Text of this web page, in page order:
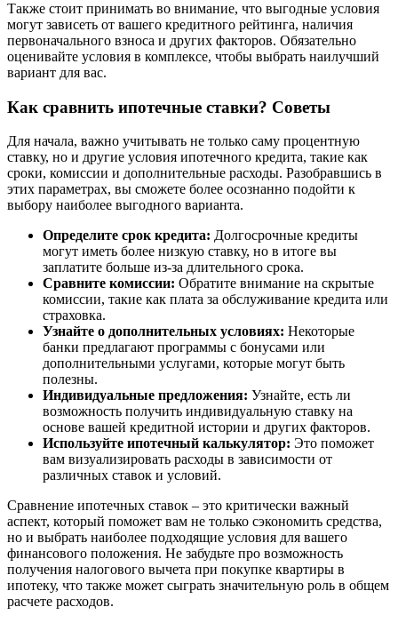
Также стоит принимать во внимание, что выгодные условия
могут зависеть от вашего кредитного рейтинга, наличия
первоначального взноса и других факторов. Обязательно
оценивайте условия в комплексе, чтобы выбрать наилучший
вариант для вас.
Как сравнить ипотечные ставки? Советы
Для начала, важно учитывать не только саму процентную
ставку, но и другие условия ипотечного кредита, такие как
сроки, комиссии и дополнительные расходы. Разобравшись в
этих параметрах, вы сможете более осознанно подойти к
выбору наиболее выгодного варианта.
Определите срок кредита: Долгосрочные кредиты
могут иметь более низкую ставку, но в итоге вы
заплатите больше из-за длительного срока.
Сравните комиссии: Обратите внимание на скрытые
комиссии, такие как плата за обслуживание кредита или
страховка.
Узнайте о дополнительных условиях: Некоторые
банки предлагают программы с бонусами или
дополнительными услугами, которые могут быть
полезны.
Индивидуальные предложения: Узнайте, есть ли
возможность получить индивидуальную ставку на
основе вашей кредитной истории и других факторов.
Используйте ипотечный калькулятор: Это поможет
вам визуализировать расходы в зависимости от
различных ставок и условий.
Сравнение ипотечных ставок – это критически важный
аспект, который поможет вам не только сэкономить средства,
но и выбрать наиболее подходящие условия для вашего
финансового положения. Не забудьте про возможность
получения налогового вычета при покупке квартиры в
ипотеку, что также может сыграть значительную роль в общем
расчете расходов.